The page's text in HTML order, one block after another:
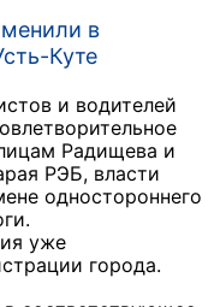
в
Куте
и водителей
Радищева и
РЭБ, власти
одностороннего
уже
города.